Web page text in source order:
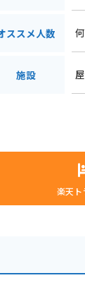
ススメ人数
施設
楽天ト